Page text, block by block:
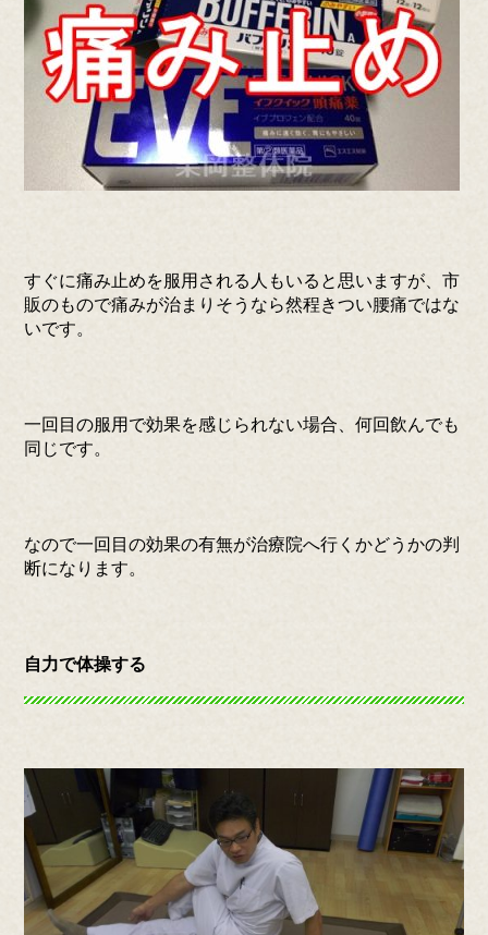
すぐに痛み止めを服用される人もいると思いますが、市
販のもので痛みが治まりそうなら然程きつい腰痛ではな
いです。
一回目の服用で効果を感じられない場合、何回飲んでも
同じです。
なので一回目の効果の有無が治療院へ行くかどうかの判
断になります。
自力で体操する